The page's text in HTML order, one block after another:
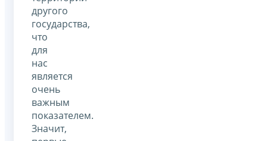
другого
государства,
что
для
нас
является
очень
важным
показателем.
Значит,